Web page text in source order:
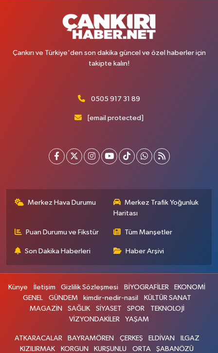
Çankırı ve Türkiye'den son dakika güncel ve özel haberler için
takipte kalın!
0505 917 31 89
[email protected]
Merkez Hava Durumu
Merkez Trafik Yoğunluk
Haritası
Puan Durumu ve Fikstür Tüm Manşetler
Son Dakika Haberleri Haber Arşivi
Künye İletişim Gizlilik Sözleşmesi BİYOGRAFİLER
EKONOMİ
GENEL
GÜNDEM kimdir-nedir-nasil
KÜLTÜR SANAT
MAGAZİN
SAĞLIK SİYASET SPOR
TEKNOLOJİ
VİZYONDAKİLER
YAŞAM
ATKARACALAR BAYRAMÖREN ÇERKEŞ ELDİVAN
ILGAZ
KIZILIRMAK
KORGUN KURŞUNLU ORTA ŞABANÖZÜ